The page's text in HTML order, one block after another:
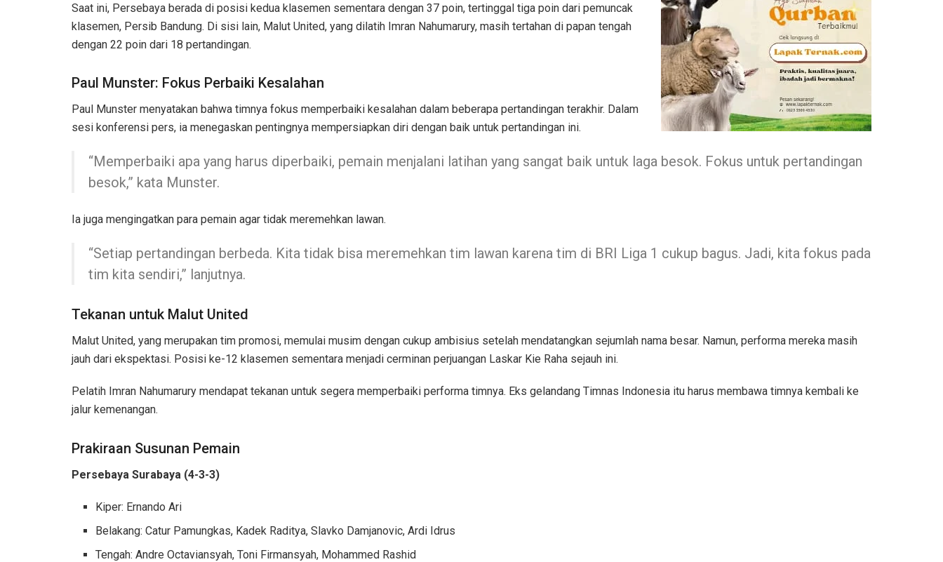
Saat ini, Persebaya berada di posisi kedua klasemen sementara dengan 37 poin, tertinggal tiga poin dari pemuncak
klasemen, Persib Bandung. Di sisi lain, Malut United, yang dilatih Imran Nahumarury, masih tertahan di papan tengah
dengan 22 poin dari 18 pertandingan.
Paul Munster: Fokus Perbaiki Kesalahan
Paul Munster menyatakan bahwa timnya fokus memperbaiki kesalahan dalam beberapa pertandingan terakhir. Dalam
sesi konferensi pers, ia menegaskan pentingnya mempersiapkan diri dengan baik untuk pertandingan ini.
“Memperbaiki apa yang harus diperbaiki, pemain menjalani latihan yang sangat baik untuk laga besok. Fokus untuk pertandingan
besok,” kata Munster.
Ia juga mengingatkan para pemain agar tidak meremehkan lawan.
“Setiap pertandingan berbeda. Kita tidak bisa meremehkan tim lawan karena tim di BRI Liga 1 cukup bagus. Jadi, kita fokus pada
tim kita sendiri,” lanjutnya.
Tekanan untuk Malut United
Malut United, yang merupakan tim promosi, memulai musim dengan cukup ambisius setelah mendatangkan sejumlah nama besar. Namun, performa mereka masih
jauh dari ekspektasi. Posisi ke-12 klasemen sementara menjadi cerminan perjuangan Laskar Kie Raha sejauh ini.
Pelatih Imran Nahumarury mendapat tekanan untuk segera memperbaiki performa timnya. Eks gelandang Timnas Indonesia itu harus membawa timnya kembali ke
jalur kemenangan.
Prakiraan Susunan Pemain
Persebaya Surabaya (4-3-3)
Kiper: Ernando Ari
Belakang: Catur Pamungkas, Kadek Raditya, Slavko Damjanovic, Ardi Idrus
Tengah: Andre Octaviansyah, Toni Firmansyah, Mohammed Rashid